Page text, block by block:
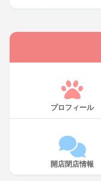
プロフィール
開店閉店情報